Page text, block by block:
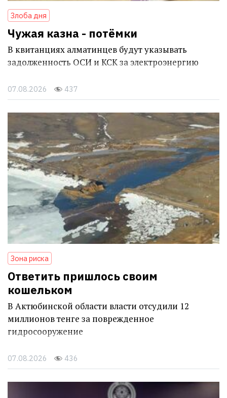
Злоба дня
Чужая казна - потёмки
В квитанциях алматинцев будут указывать
задолженность ОСИ и КСК за электроэнергию
07.08.2026 437
Зона риска
Ответить пришлось своим
кошельком
В Актюбинской области власти отсудили 12
миллионов тенге за поврежденное
гидросооружение
07.08.2026 436